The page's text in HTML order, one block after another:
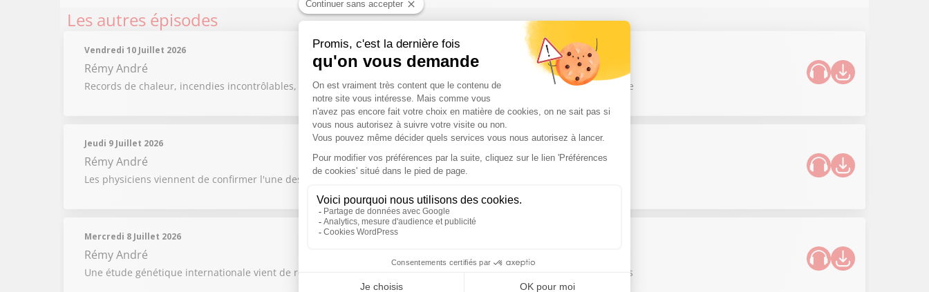
Les autres épisodes
Vendredi 10 Juillet 2026
Rémy André
Records de chaleur, incendies incontrôlables, mort d’un jeune pompier : une semaine parmi les plus dures de l'année
Jeudi 9 Juillet 2026
Rémy André
Les physiciens viennent de confirmer l'une des prédictions les plus vertigineuses d'Einstein
Mercredi 8 Juillet 2026
Rémy André
Une étude génétique internationale vient de rebattre complètement les cartes des origines de nos félins domestiques